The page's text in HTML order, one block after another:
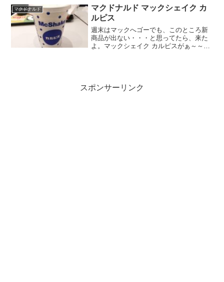
ましたがｗ小窓からチラ見できるパイ生
地早く食べたい！ミシ...
マクドナルド
マクドナルド マックシェイク カ
ルピス
週末はマックへゴーでも、このところ新
商品が出ない・・・と思ってたら、来た
よ。マックシェイク カルピスがぁ～～。
スポンサーリンク